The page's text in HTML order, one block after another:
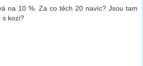
na 10 %. Za co těch 20 navíc? Jsou tam
s kozi?